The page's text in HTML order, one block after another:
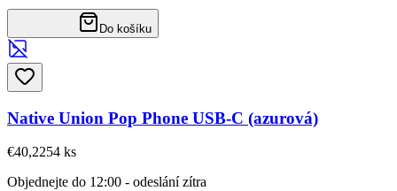
Do košíku
Native Union Pop Phone USB-C (azurová)
€40,2254 ks
Objednejte do 12:00 - odeslání zítra